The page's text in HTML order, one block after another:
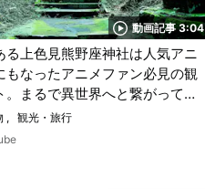
動画記事 3:04
る上色見熊野座神社は人気アニ
もなったアニメファン必見の観
。まるで異世界へと繋がってい
な神秘的な雰囲気を動画で堪
観光・旅行